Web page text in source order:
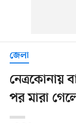
জেলা
নেত্রকোনায়
পর মারা